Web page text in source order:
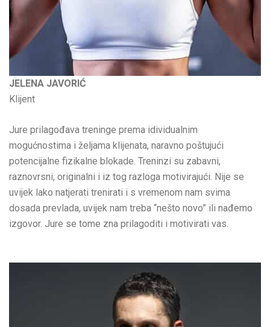
JELENA JAVORIĆ
Klijent
Jure prilagođava treninge prema idividualnim
mogućnostima i željama klijenata, naravno poštujući
potencijalne fizikalne blokade. Treninzi su zabavni,
raznovrsni, originalni i iz tog razloga motivirajući. Nije se
uvijek lako natjerati trenirati i s vremenom nam svima
dosada prevlada, uvijek nam treba “nešto novo” ili nađemo
izgovor. Jure se tome zna prilagoditi i motivirati vas.